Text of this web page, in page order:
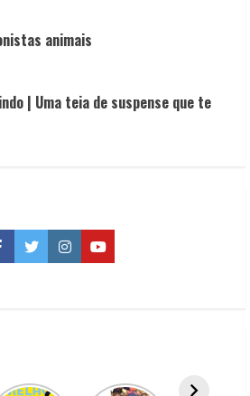
animais
| Uma teia de suspense que te
TwitterInstagramYouTube